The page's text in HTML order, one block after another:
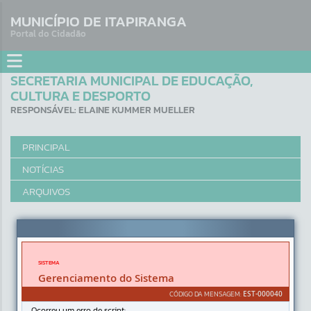
MUNICÍPIO DE ITAPIRANGA
Portal do Cidadão
SECRETARIA MUNICIPAL DE EDUCAÇÃO,
CULTURA E DESPORTO
RESPONSÁVEL: ELAINE KUMMER MUELLER
PRINCIPAL
NOTÍCIAS
ARQUIVOS
Erro
SISTEMA
Gerenciamento do Sistema
CÓDIGO DA MENSAGEM: EST-000040